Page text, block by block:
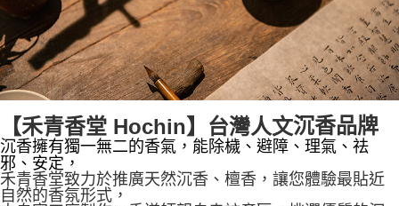
【禾青香堂 Hochin】 台灣人文沉香品牌
沉香擁有獨一無二的香氣，能除檅、避障、理氣、祛
邪、安定，
禾青香堂致力於推廣天然沉香、檀香，讓您體驗最貼近
自然的香氛形式，